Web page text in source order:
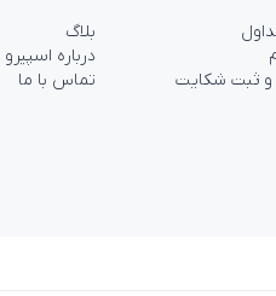
ثبت شکایت
بلاگ
درباره اسپیرو
تماس با ما